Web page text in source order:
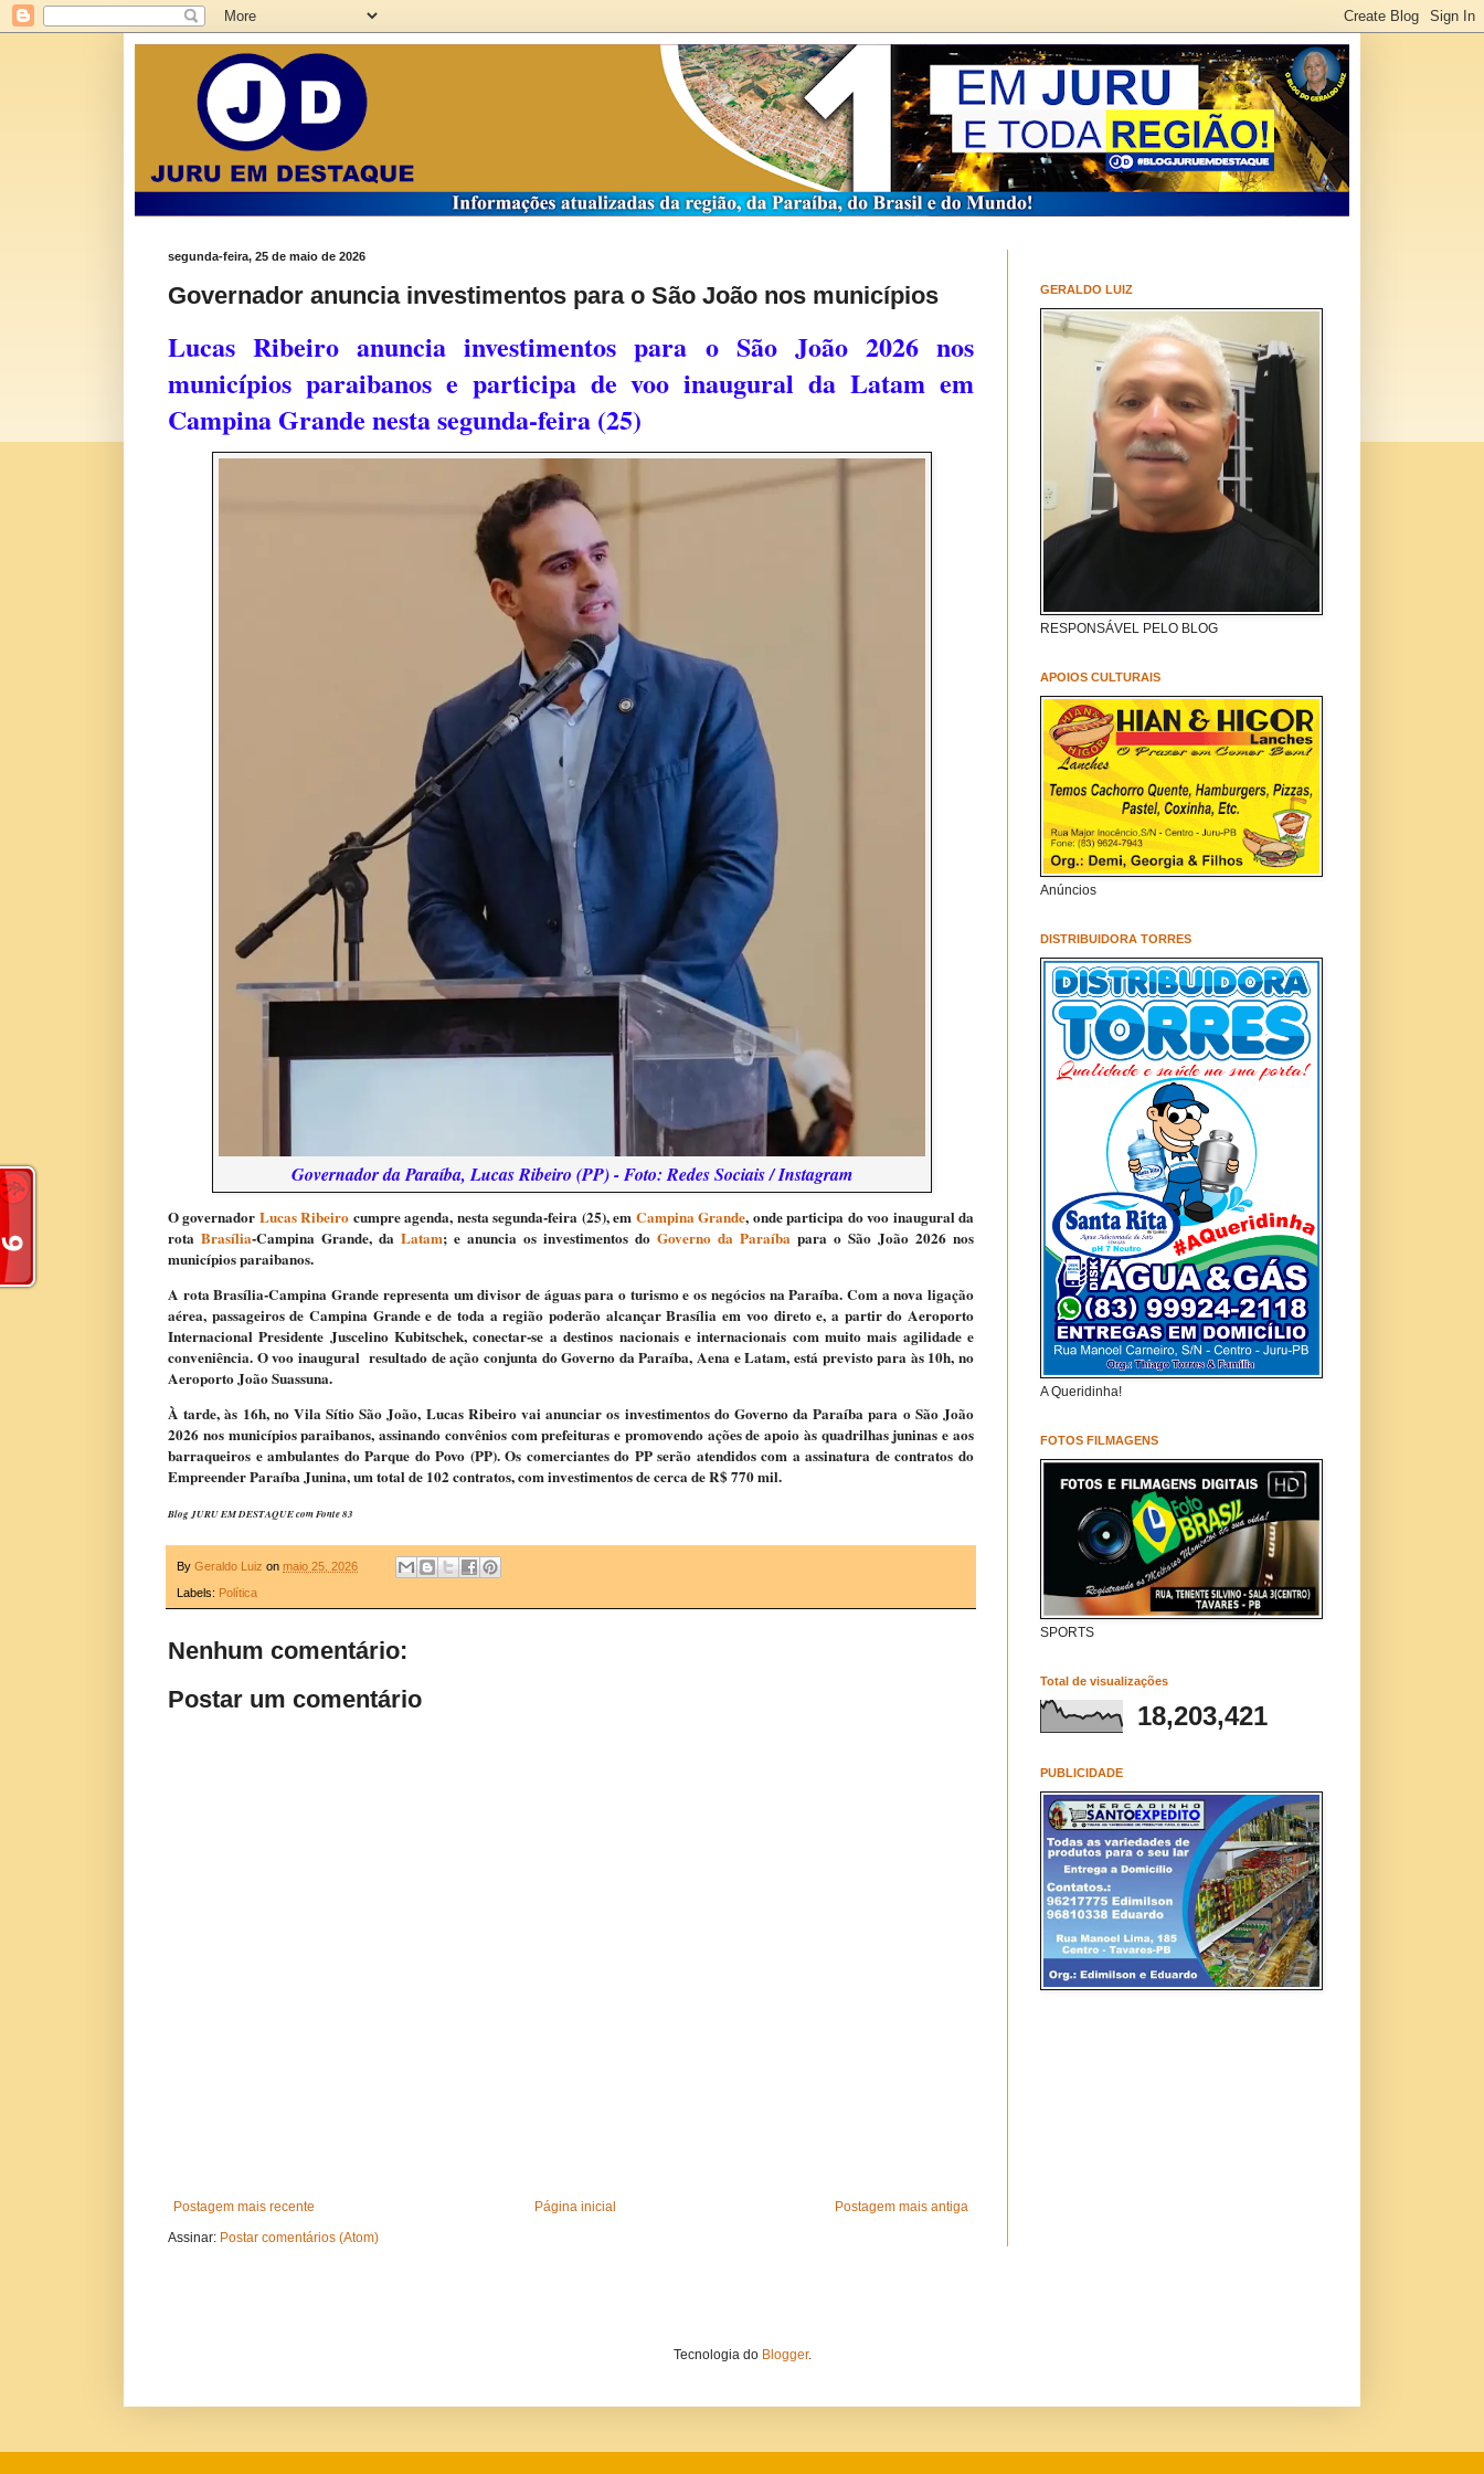
segunda-feira, 25 de maio de 2026
Governador anuncia investimentos para o São João nos municípios
Lucas Ribeiro anuncia investimentos para o São João 2026 nos
municípios paraibanos e participa de voo inaugural da Latam em
Campina Grande nesta segunda-feira (25)
Governador da Paraíba, Lucas Ribeiro (PP) - Foto: Redes Sociais / Instagram
O governador Lucas Ribeiro cumpre agenda, nesta segunda-feira (25), em Campina Grande, onde participa do voo inaugural da
rota Brasília-Campina Grande, da Latam; e anuncia os investimentos do Governo da Paraíba para o São João 2026 nos
municípios paraibanos.
A rota Brasília-Campina Grande representa um divisor de águas para o turismo e os negócios na Paraíba. Com a nova ligação
aérea, passageiros de Campina Grande e de toda a região poderão alcançar Brasília em voo direto e, a partir do Aeroporto
Internacional Presidente Juscelino Kubitschek, conectar-se a destinos nacionais e internacionais com muito mais agilidade e
conveniência. O voo inaugural resultado de ação conjunta do Governo da Paraíba, Aena e Latam, está previsto para às 10h, no
Aeroporto João Suassuna.
À tarde, às 16h, no Vila Sítio São João, Lucas Ribeiro vai anunciar os investimentos do Governo da Paraíba para o São João
2026 nos municípios paraibanos, assinando convênios com prefeituras e promovendo ações de apoio às quadrilhas juninas e aos
barraqueiros e ambulantes do Parque do Povo (PP). Os comerciantes do PP serão atendidos com a assinatura de contratos do
Empreender Paraíba Junina, um total de 102 contratos, com investimentos de cerca de R$ 770 mil.
Blog JURU EM DESTAQUE com Fonte 83
By Geraldo Luiz on maio 25, 2026
Labels: Política
Nenhum comentário:
Postar um comentário
Postagem mais recente Postagem mais antiga
Página inicial
Assinar: Postar comentários (Atom)
GERALDO LUIZ
RESPONSÁVEL PELO BLOG
APOIOS CULTURAIS
Anúncios
DISTRIBUIDORA TORRES
A Queridinha!
FOTOS FILMAGENS
SPORTS
Total de visualizações
18,203,421
PUBLICIDADE
Tecnologia do Blogger.